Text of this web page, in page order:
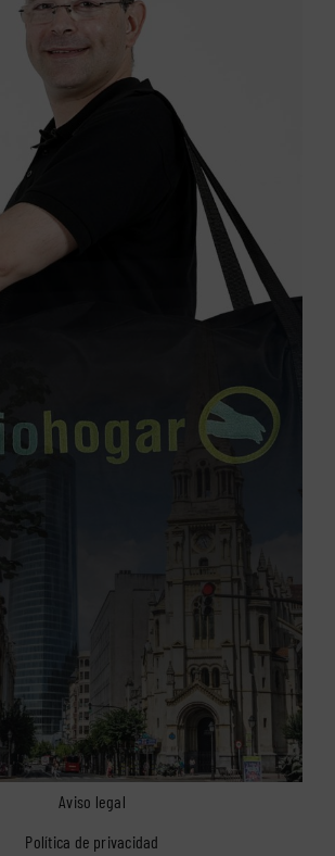
Aviso legal
Política de privacidad